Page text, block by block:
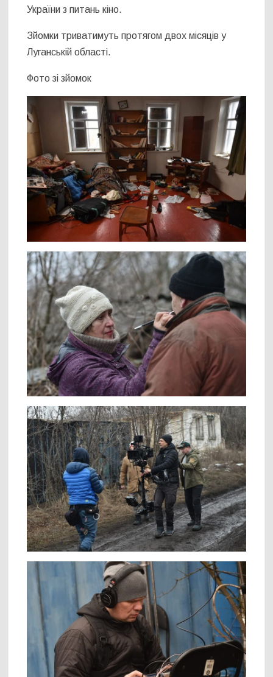
України з питань кіно.
Зйомки триватимуть протягом двох місяців у
Луганській області.
Фото зі зйомок